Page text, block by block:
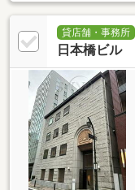
貸店舗・事務所
日本橋ビル